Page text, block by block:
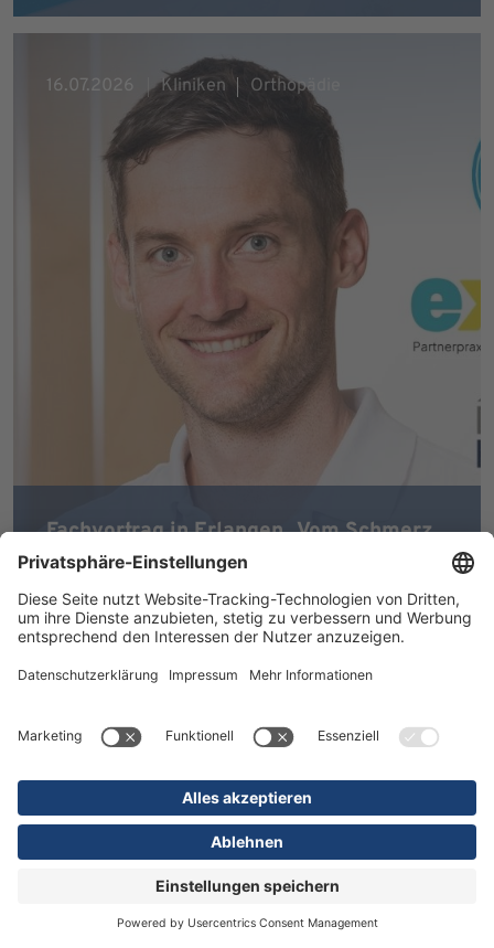
Fachvortrag in Erlangen „Vom Schmerz
zur Stärke": jetzt nochmal ansehen!
16.07.2026 Kliniken Orthopädie
ALLE NEWS